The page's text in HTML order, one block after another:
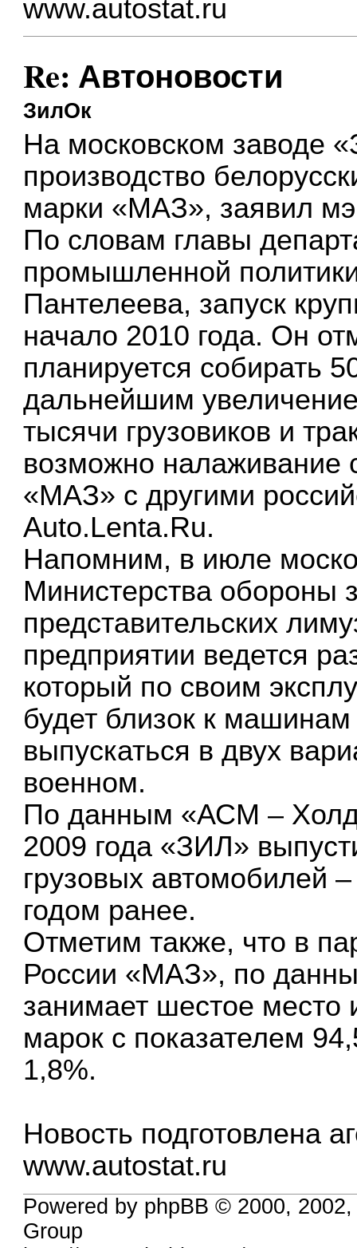
www.autostat.ru
Re: Автоновости
ЗилОк
На московском заводе
производство
марки «МАЗ», заявил
По словам главы
промышленной
Пантелеева, запуск
начало 2010 года. Он
планируется собирать
дальнейшим
тысячи грузовиков и
возможно налаживание
«МАЗ» с другими
Auto.Lenta.Ru.
Напомним, в июле
Министерства обороны
представительских
предприятии ведется
который по своим
будет близок к
выпускаться в двух
военном.
По данным «АСМ –
2009 года «ЗИЛ»
грузовых автомобилей
годом ранее.
Отметим также, что в
России «МАЗ», по
занимает шестое место
марок с показателем
1,8%.
Новость подготовлена
www.autostat.ru
Powered by phpBB © 2000,
Group